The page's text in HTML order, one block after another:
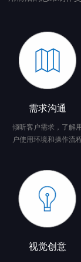
需求沟通
倾听客户需求，了解用
户使用环境和操作流
视觉创意